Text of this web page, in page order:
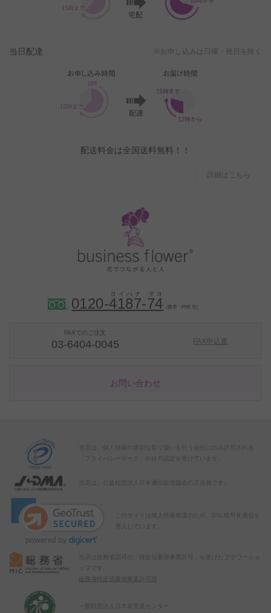
当日配達 ※お申し込みは日曜・祝日を除く
配送料金は全国送料無料！！
詳細はこちら
0120-4187-74 （携帯・PHS 可）
FAXでのご注文
03-6404-0045 FAX申込書
お問い合わせ
当店は、個人情報の適切な取り扱いを行う会社にのみ許可される
「プライバシーマーク」の付与認定を受けています。
当店は、公益社団法人日本通信販売協会の正会員です。
このサイトは個人情報保護のため、SSL暗号化通信を
導入しています。
当店は総務省認可の「特定信書便事業許可」を受けたフラワーショ
総務省特定信書便事業許可状